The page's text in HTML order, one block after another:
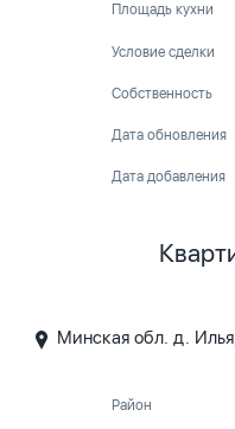
Площадь кухни
Условие сделки
Собственность
Дата обновления
Дата добавления
Минская обл. д.
Район